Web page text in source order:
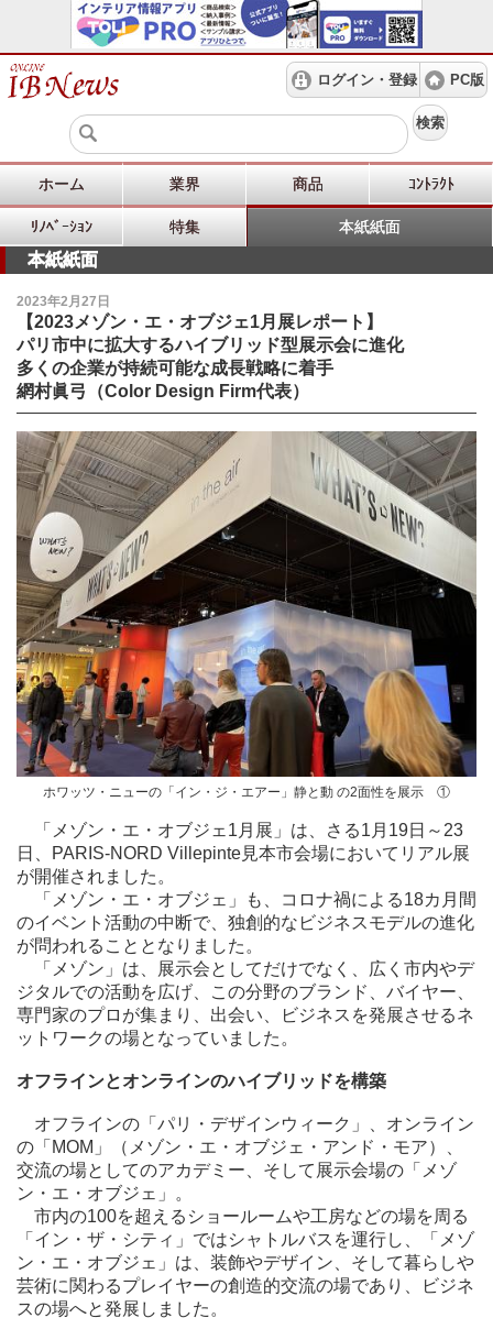
ログイン・登録 PC版
検索
ホーム 業界 商品 ｺﾝﾄﾗｸﾄ
ﾘﾉﾍﾞｰｼｮﾝ 特集 本紙紙面
本紙紙面
2023年2月27日
【2023メゾン・エ・オブジェ1月展レポート】
パリ市中に拡大するハイブリッド型展示会に進化
多くの企業が持続可能な成長戦略に着手
網村眞弓（Color Design Firm代表）
ホワッツ・ニューの「イン・ジ・エアー」静と動 の2面性を展示 ①
「メゾン・エ・オブジェ1月展」は、さる1月19日～23
日、PARIS-NORD Villepinte見本市会場においてリアル展
が開催されました。
「メゾン・エ・オブジェ」も、コロナ禍による18カ月間
のイベント活動の中断で、独創的なビジネスモデルの進化
が問われることとなりました。
「メゾン」は、展示会としてだけでなく、広く市内やデ
ジタルでの活動を広げ、この分野のブランド、バイヤー、
専門家のプロが集まり、出会い、ビジネスを発展させるネ
ットワークの場となっていました。
オフラインとオンラインのハイブリッドを構築
オフラインの「パリ・デザインウィーク」、オンライン
の「MOM」（メゾン・エ・オブジェ・アンド・モア）、
交流の場としてのアカデミー、そして展示会場の「メゾ
ン・エ・オブジェ」。
市内の100を超えるショールームや工房などの場を周る
「イン・ザ・シティ」ではシャトルバスを運行し、「メゾ
ン・エ・オブジェ」は、装飾やデザイン、そして暮らしや
芸術に関わるプレイヤーの創造的交流の場であり、ビジネ
スの場へと発展しました。